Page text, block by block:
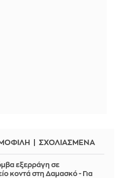
ΣΧΟΛΙΑΣΜΕΝΑ
εξερράγη σε
κοντά στη Δαμασκό - Για